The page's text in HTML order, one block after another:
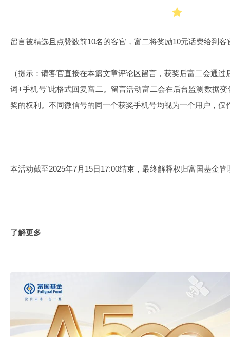
留言被精选且点赞数前10名的客官，富二将奖励10元话费给到客
（提示：请客官直接在本篇文章评论区留言，获奖后富二会通
词+手机号”此格式回复富二。留言活动富二会在后台监测数据
奖的权利。不同微信号的同一个获奖手机号均视为一个用户，仅
本活动截至2025年7月15日17:00结束，最终解释权归富国基金
了解更多